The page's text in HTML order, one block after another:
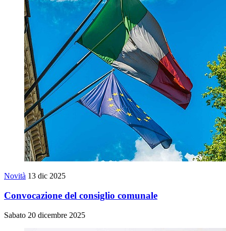
Novità 13 dic 2025
Convocazione del consiglio comunale
Sabato 20 dicembre 2025